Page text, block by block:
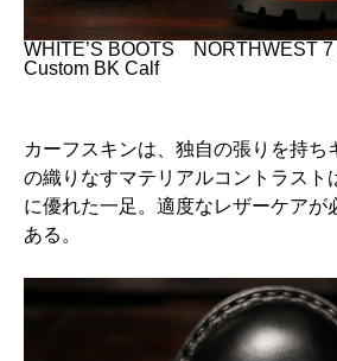
WHITE’S BOOTS NORTHWEST 7
Custom BK Calf
カーフスキンは、独自の張りを持ち
の織りなすマテリアルコントラスト
に優れた一足。適度なレザーケアが
ある。